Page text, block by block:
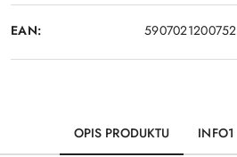
EAN: 5907021200752
OPIS PRODUKTU INFO1